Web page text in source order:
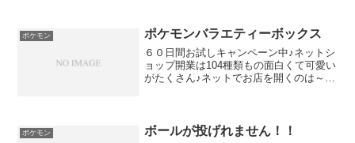
ポケモン ポケモンバラエティーボックス
６０日間お試しキャンペーン中♪ネットシ
ョップ開業は104種類もの面白くて可愛い
がたくさん♪ネットでお店を開くのは～＠
LP ※...
ポケモン ボールが投げれません！！